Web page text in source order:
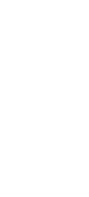
バカ夫
」
安物を渡すく
たと話した